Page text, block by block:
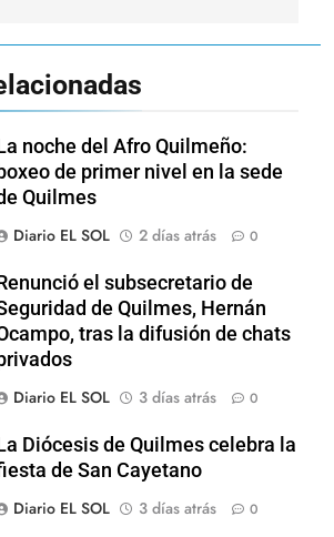
noche del Afro Quilmeño:
boxeo de primer nivel en la sede
Quilmes
Diario EL SOL
2 días atrás 0
el subsecretario de
de Quilmes, Hernán
tras la difusión de chats
Diario EL SOL
3 días atrás 0
Diócesis de Quilmes celebra la
de San Cayetano
Diario EL SOL
3 días atrás 0